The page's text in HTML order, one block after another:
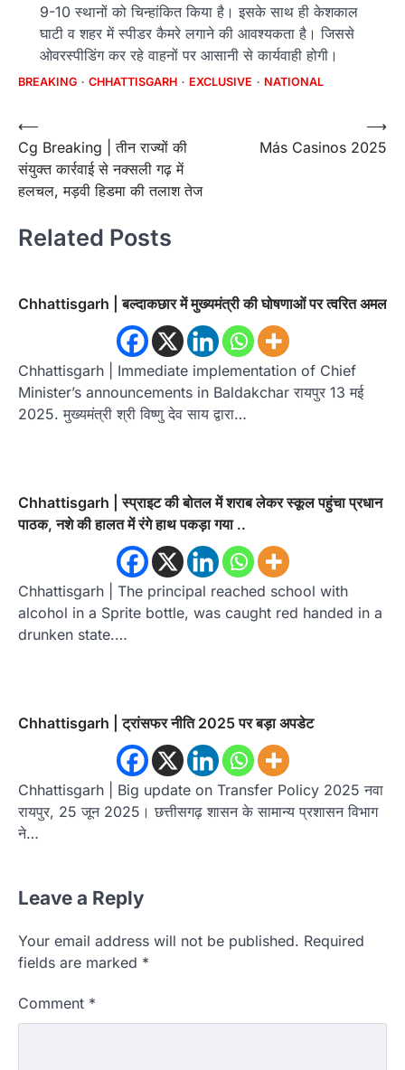
9-10 स्थानों को चिन्हांकित किया है। इसके साथ ही केशकाल
घाटी व शहर में स्पीडर कैमरे लगाने की आवश्यकता है। जिससे
ओवरस्पीडिंग कर रहे वाहनों पर आसानी से कार्यवाही होगी।
BREAKING CHHATTISGARH EXCLUSIVE NATIONAL
Post
navigation
⟵
Cg Breaking | तीन राज्यों की
संयुक्त कार्रवाई से नक्सली गढ़ में
हलचल, मड़वी हिडमा की तलाश तेज
Más Casinos 2025
⟶
Related Posts
Chhattisgarh | बल्दाकछार में मुख्यमंत्री की घोषणाओं पर त्वरित अमल
Chhattisgarh | Immediate implementation of Chief
Minister’s announcements in Baldakchar रायपुर 13 मई
2025. मुख्यमंत्री श्री विष्णु देव साय द्वारा…
Chhattisgarh | स्प्राइट की बोतल में शराब लेकर स्कूल पहुंचा प्रधान
पाठक, नशे की हालत में रंगे हाथ पकड़ा गया ..
Chhattisgarh | The principal reached school with
alcohol in a Sprite bottle, was caught red handed in a
drunken state.…
Chhattisgarh | ट्रांसफर नीति 2025 पर बड़ा अपडेट
Chhattisgarh | Big update on Transfer Policy 2025 नवा
रायपुर, 25 जून 2025। छत्तीसगढ़ शासन के सामान्य प्रशासन विभाग
ने…
Leave a Reply
Your email address will not be published. Required
fields are marked *
Comment *